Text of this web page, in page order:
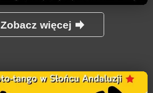
Zobacz więcej